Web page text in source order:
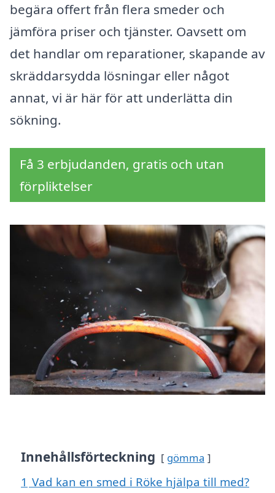
begära offert från flera smeder och
jämföra priser och tjänster. Oavsett om
det handlar om reparationer, skapande av
skräddarsydda lösningar eller något
annat, vi är här för att underlätta din
sökning.
Få 3 erbjudanden, gratis och utan
förpliktelser
Innehållsförteckning gömma
1 Vad kan en smed i Röke hjälpa till med?